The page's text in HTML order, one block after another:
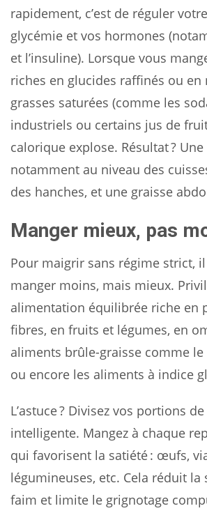
rapidement, c’est de réguler
glycémie et vos hormones
et l’insuline). Lorsque vous
riches en glucides raffinés ou en
grasses saturées (comme les
industriels ou certains jus de
calorique explose. Résultat ?
notamment au niveau des
des hanches, et une graisse
Manger mieux, pas
Pour maigrir sans régime strict, il
manger moins, mais mieux.
alimentation équilibrée riche en
fibres, en fruits et légumes, en
aliments brûle-graisse comme
ou encore les aliments à indice
L’astuce ? Divisez vos portions
intelligente. Mangez à chaque
qui favorisent la satiété : œufs,
légumineuses, etc. Cela réduit la
faim et limite le grignotage